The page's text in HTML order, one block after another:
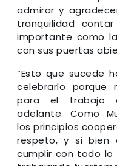
admirar y
tranquilidad
importante como
con sus puertas
“Esto que sucede
celebrarlo porque
para el trabajo
adelante. Como
los principios
respeto, y si bien
cumplir con todo lo